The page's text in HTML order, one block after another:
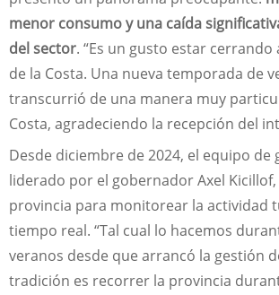
menor consumo y una caída
del sector. “Es un gusto estar cerrando
de la Costa. Una nueva temporada de
transcurrió de una manera muy
Costa, agradeciendo la recepción del
Desde diciembre de 2024, el equipo de
liderado por el gobernador Axel
provincia para monitorear la actividad
tiempo real. “Tal cual lo hacemos
veranos desde que arrancó la gestión
tradición es recorrer la provincia